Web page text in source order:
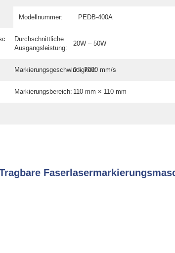
Modellnummer: PEDB-400A
Durchschnittliche
Ausgangsleistung:
20W – 50W
Markierungsgeschwindigkeit:
0 – 7000 mm/s
Markierungsbereich: 110 mm × 110 mm